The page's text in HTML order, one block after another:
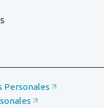
Personales